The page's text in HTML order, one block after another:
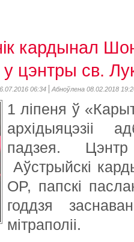
кардынал
цэнтры св.
06:34 Абноўлена 08.02.2018
1 ліпеня ў
архідыяцэзіі
падзея.
Аўстрыйскі
OP, папскі
годдзя
мітраполіі.